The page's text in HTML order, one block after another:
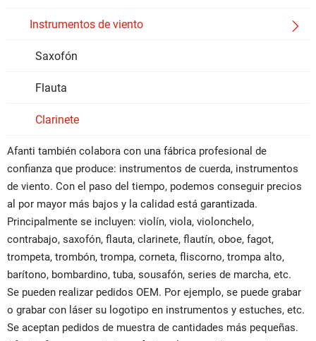
Instrumentos de viento 
Saxofón
Flauta
Clarinete
Afanti también colabora con una fábrica profesional de
confianza que produce: instrumentos de cuerda, instrumentos
de viento. Con el paso del tiempo, podemos conseguir precios
al por mayor más bajos y la calidad está garantizada.
Principalmente se incluyen: violín, viola, violonchelo,
contrabajo, saxofón, flauta, clarinete, flautín, oboe, fagot,
trompeta, trombón, trompa, corneta, fliscorno, trompa alto,
barítono, bombardino, tuba, sousafón, series de marcha, etc.
Se pueden realizar pedidos OEM. Por ejemplo, se puede grabar
o grabar con láser su logotipo en instrumentos y estuches, etc.
Se aceptan pedidos de muestra de cantidades más pequeñas.